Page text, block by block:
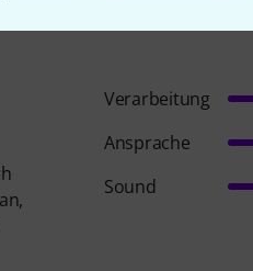
Verarbeitung
Ansprache
Sound